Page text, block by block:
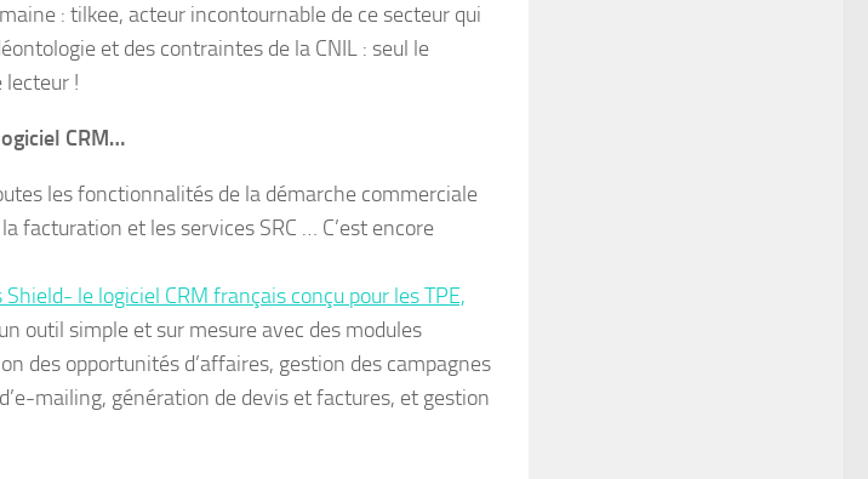
: tilkee, acteur incontournable de ce secteur qui
et des contraintes de la CNIL : seul le
lecteur !
CRM…
les fonctionnalités de la démarche commerciale
facturation et les services SRC … C’est encore
Shield- le logiciel CRM français conçu pour les TPE,
outil simple et sur mesure avec des modules
des opportunités d’affaires, gestion des campagnes
mailing, génération de devis et factures, et gestion